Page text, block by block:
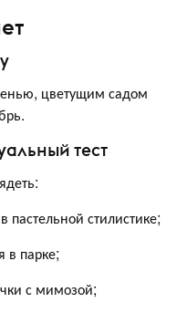
цветущим садом
тест
пастельной стилистике;
в парке;
с мимозой;